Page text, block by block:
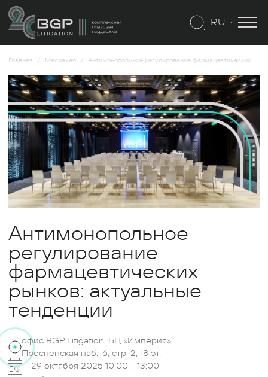
RU
Главная Медиахаб Антимонопольное регулирование фармацевтических рынков: актуальные тенденции
Антимонопольное
регулирование
фармацевтических
рынков: актуальные
тенденции
офис BGP Litigation, БЦ «Империя»,
Пресненская наб., 6, стр. 2, 18 эт.
29 октября 2025 10:00 - 13:00